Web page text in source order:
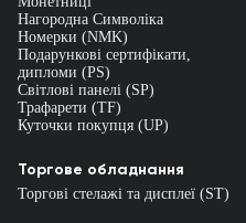
Нагородна Символіка
Номерки (NMK)
Подарункові сертифікати,
дипломи (PS)
Світлові панелі (SP)
Трафарети (TF)
Куточки покупця (UP)
Торгове обладнання
Торгові стелажі та дисплеї (ST)